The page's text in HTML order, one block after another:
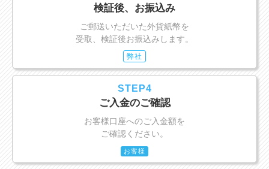
検証後、お振込み
ご郵送いただいた外貨紙幣を
受取、検証後お振込みします。
弊社
STEP4
ご入金のご確認
お客様口座へのご入金額を
ご確認ください。
お客様